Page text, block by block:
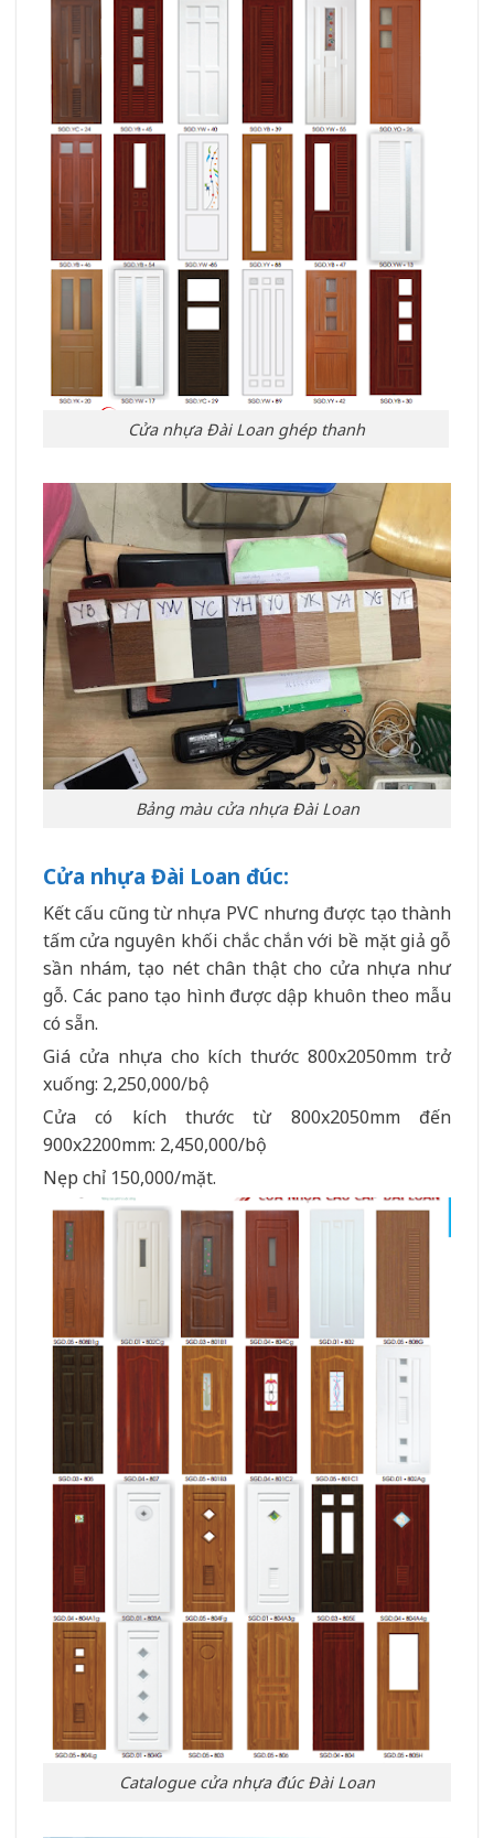
Cửa nhựa Đài Loan ghép thanh
Bảng màu cửa nhựa Đài Loan
Cửa nhựa Đài Loan đúc:
Kết cấu cũng từ nhựa PVC nhưng được tạo thành
tấm cửa nguyên khối chắc chắn với bề mặt giả gỗ
sần nhám, tạo nét chân thật cho cửa nhựa như
gỗ. Các pano tạo hình được dập khuôn theo mẫu
có sẵn.
Giá cửa nhựa cho kích thước 800x2050mm trở
xuống: 2,250,000/bộ
Cửa có kích thước từ 800x2050mm đến
900x2200mm: 2,450,000/bộ
Nẹp chỉ 150,000/mặt.
Catalogue cửa nhựa đúc Đài Loan